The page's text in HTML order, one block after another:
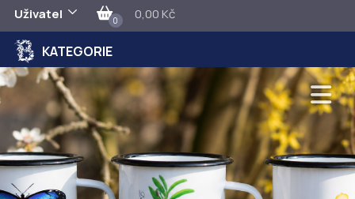
Uživatel 0 0,00 Kč
KATEGORIE